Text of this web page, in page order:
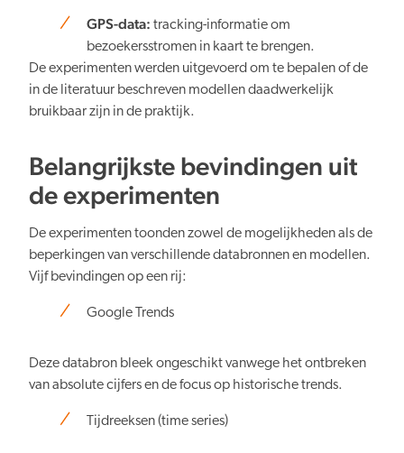
GPS-data: tracking-informatie om
bezoekersstromen in kaart te brengen.
De experimenten werden uitgevoerd om te bepalen of de
in de literatuur beschreven modellen daadwerkelijk
bruikbaar zijn in de praktijk.
Belangrijkste bevindingen uit
de experimenten
De experimenten toonden zowel de mogelijkheden als de
beperkingen van verschillende databronnen en modellen.
Vijf bevindingen op een rij:
Google Trends
Deze databron bleek ongeschikt vanwege het ontbreken
van absolute cijfers en de focus op historische trends.
Tijdreeksen (time series)